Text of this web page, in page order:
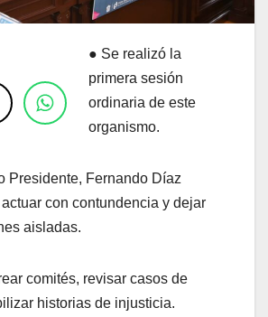
● Se realizó la
primera sesión
ordinaria de este
organismo.
Presidente, Fernando Díaz
con contundencia y dejar
aisladas.
comités, revisar casos de
historias de injusticia.